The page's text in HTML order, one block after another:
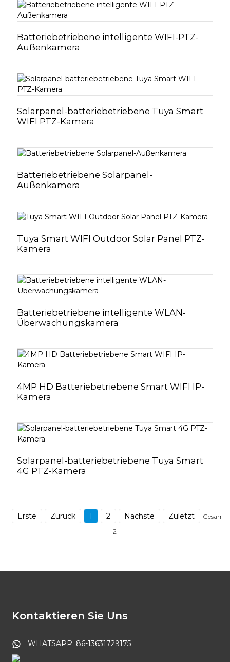
Batteriebetriebene intelligente WIFI-PTZ-
Außenkamera
Solarpanel-batteriebetriebene Tuya Smart
WIFI PTZ-Kamera
Batteriebetriebene Solarpanel-
Außenkamera
Tuya Smart WIFI Outdoor Solar Panel PTZ-
Kamera
Batteriebetriebene intelligente WLAN-
Überwachungskamera
4MP HD Batteriebetriebene Smart WIFI IP-
Kamera
Solarpanel-batteriebetriebene Tuya Smart
4G PTZ-Kamera
Erste Zurück 1 2 Nächste Zuletzt
Gesamt
2
Kontaktieren Sie Uns
WHATSAPP: 86-13631729175